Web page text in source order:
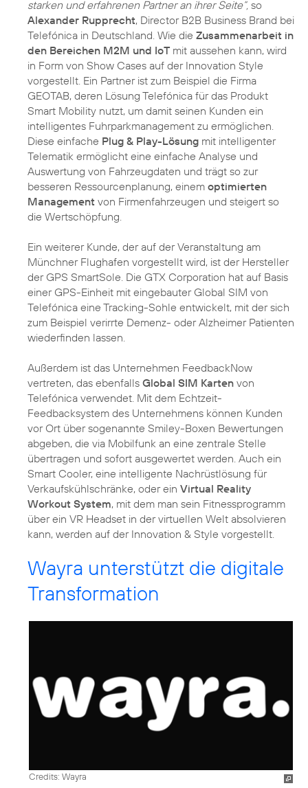
starken und erfahrenen Partner an ihrer Seite“, so
Alexander Rupprecht, Director B2B Business Brand bei
Telefónica in Deutschland. Wie die Zusammenarbeit in
den Bereichen M2M und IoT mit aussehen kann, wird
in Form von Show Cases auf der Innovation Style
vorgestellt. Ein Partner ist zum Beispiel die Firma
GEOTAB, deren Lösung Telefónica für das Produkt
Smart Mobility nutzt, um damit seinen Kunden ein
intelligentes Fuhrparkmanagement zu ermöglichen.
Diese einfache Plug & Play-Lösung mit intelligenter
Telematik ermöglicht eine einfache Analyse und
Auswertung von Fahrzeugdaten und trägt so zur
besseren Ressourcenplanung, einem optimierten
Management von Firmenfahrzeugen und steigert so
die Wertschöpfung.
Ein weiterer Kunde, der auf der Veranstaltung am
Münchner Flughafen vorgestellt wird, ist der Hersteller
der GPS SmartSole. Die GTX Corporation hat auf Basis
einer GPS-Einheit mit eingebauter Global SIM von
Telefónica eine Tracking-Sohle entwickelt, mit der sich
zum Beispiel verirrte Demenz- oder Alzheimer Patienten
wiederfinden lassen.
Außerdem ist das Unternehmen FeedbackNow
vertreten, das ebenfalls Global SIM Karten von
Telefónica verwendet. Mit dem Echtzeit-
Feedbacksystem des Unternehmens können Kunden
vor Ort über sogenannte Smiley-Boxen Bewertungen
abgeben, die via Mobilfunk an eine zentrale Stelle
übertragen und sofort ausgewertet werden. Auch ein
Smart Cooler, eine intelligente Nachrüstlösung für
Verkaufskühlschränke, oder ein Virtual Reality
Workout System, mit dem man sein Fitnessprogramm
über ein VR Headset in der virtuellen Welt absolvieren
kann, werden auf der Innovation & Style vorgestellt.
Wayra unterstützt die digitale
Transformation
Credits: Wayra